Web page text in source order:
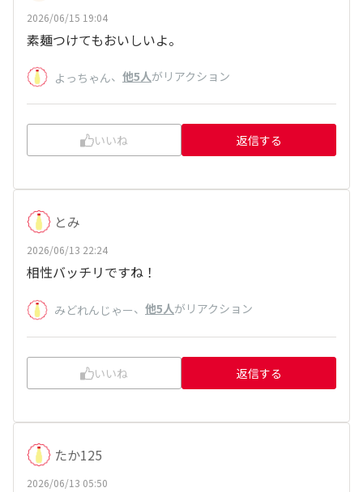
2026/06/15 19:04
素麺つけてもおいしいよ。
よっちゃん、 他5人がリアクション
いいね 返信する
とみ
2026/06/13 22:24
相性バッチリですね！
みどれんじゃー、 他5人がリアクション
いいね 返信する
たか125
2026/06/13 05:50